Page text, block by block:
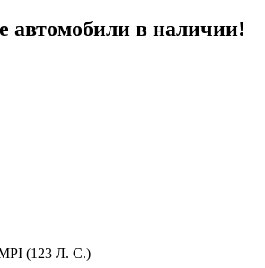
автомобили в наличии!
(123 Л. C.)